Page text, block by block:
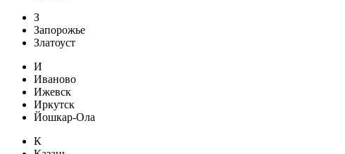
З
Запорожье
Златоуст
И
Иваново
Ижевск
Иркутск
Йошкар-Ола
К